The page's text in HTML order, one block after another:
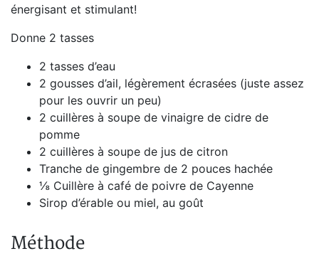
énergisant et stimulant!
Donne 2 tasses
2 tasses d’eau
2 gousses d’ail, légèrement écrasées (juste assez
pour les ouvrir un peu)
2 cuillères à soupe de vinaigre de cidre de
pomme
2 cuillères à soupe de jus de citron
Tranche de gingembre de 2 pouces hachée
⅛ Cuillère à café de poivre de Cayenne
Sirop d’érable ou miel, au goût
Méthode